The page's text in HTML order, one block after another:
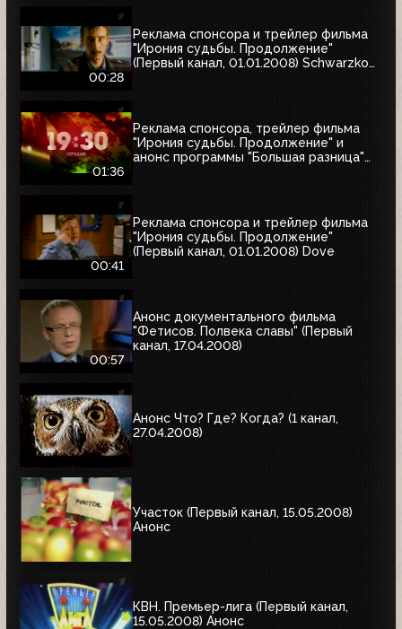
00:28
Реклама спонсора и трейлер фильма
"Ирония судьбы. Продолжение"
(Первый канал, 01.01.2008) Schwarzkopf
01:36
Реклама спонсора, трейлер фильма
"Ирония судьбы. Продолжение" и
анонс программы "Большая разница"
00:41
Реклама спонсора и трейлер фильма
"Ирония судьбы. Продолжение"
(Первый канал, 01.01.2008) Dove
00:57
Анонс документального фильма
"Фетисов. Полвека славы" (Первый
канал, 17.04.2008)
Анонс Что? Где? Когда? (1 канал,
27.04.2008)
Участок (Первый канал, 15.05.2008)
Анонс
КВН. Премьер-лига (Первый канал,
15.05.2008) Анонс